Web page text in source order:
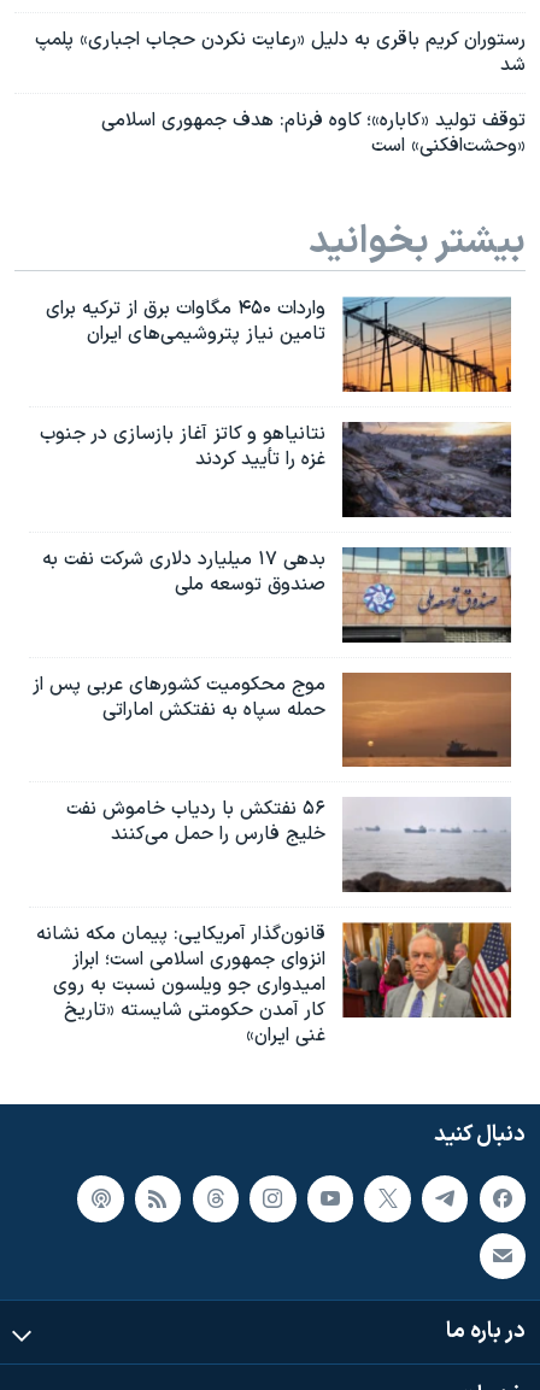
رستوران کریم باقری به دلیل «رعایت نکردن حجاب اجباری» پلمپ
شد
توقف تولید «کاباره»؛ کاوه فرنام: هدف جمهوری اسلامی
«وحشت‌افکنی» است
بیشتر بخوانید
واردات ۴۵۰ مگاوات برق از ترکیه برای
تامین نیاز پتروشیمی‌های ایران
نتانیاهو و کاتز آغاز بازسازی در جنوب
غزه را تأیید کردند
بدهی ۱۷ میلیارد دلاری شرکت نفت به
صندوق توسعه ملی
موج محکومیت کشورهای عربی پس از
حمله سپاه به نفتکش اماراتی
۵۶ نفتکش با ردیاب خاموش نفت
خلیج فارس را حمل می‌کنند
قانون‌گذار آمریکایی: پیمان مکه نشانه
انزوای جمهوری اسلامی است؛ ابراز
امیدواری جو ویلسون نسبت به روی
کار آمدن حکومتی شایسته «تاریخ
غنی ایران»
دنبال کنید
در باره ما